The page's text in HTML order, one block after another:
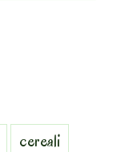
cereali